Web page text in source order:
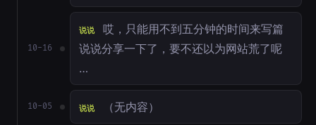
10-16
说说
哎，只能用不到五分钟的时间来写篇
说说分享一下了，要不还以为网站荒了呢
…
10-05 说说 （无内容）